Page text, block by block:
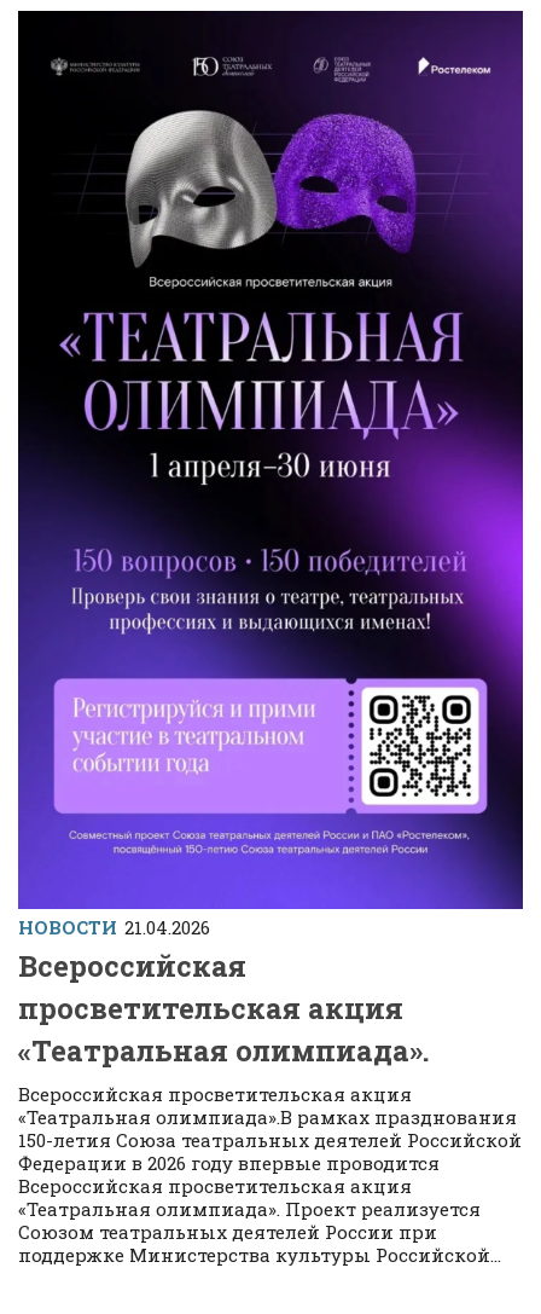
НОВОСТИ 21.04.2026
Всероссийская
просветительская акция
«Театральная олимпиада».
Всероссийская просветительская акция
«Театральная олимпиада».В рамках празднования
150-летия Союза театральных деятелей Российской
Федерации в 2026 году впервые проводится
Всероссийская просветительская акция
«Театральная олимпиада». Проект реализуется
Союзом театральных деятелей России при
поддержке Министерства культуры Российской...